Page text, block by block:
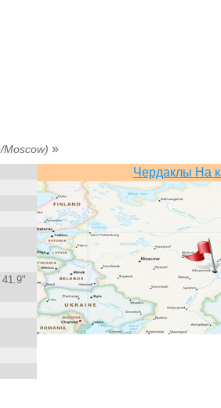
Moscow) »
41.9"
Чердаклы На